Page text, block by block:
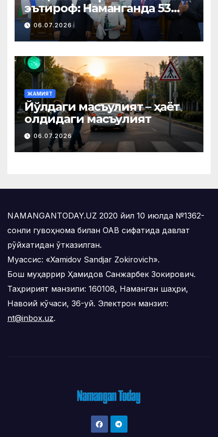
эътироф: Наманганда 53
нафар нуроний «Меҳнат
фахрийси» кўкрак нишони
билан тақдирланди
06.07.2026
ЖАМИЯТ
Йўлдаги масъулият – ҳаёт
олдидаги масъулият
06.07.2026
NAMANGANTODAY.UZ 2020 йил 10 июлда №1362-
сонли гувоҳнома билан ОАВ сифатида давлат
рўйхатидан ўтказилган.
Муассис: «Xamidov Sandjar Zokirovich».
Бош муҳаррир Ҳамидов Санжарбек Зокирович.
Таҳририят манзили: 160108, Наманган шаҳри,
Навоий кўчаси, 36-уй. Электрон манзил:
nt@inbox.uz.